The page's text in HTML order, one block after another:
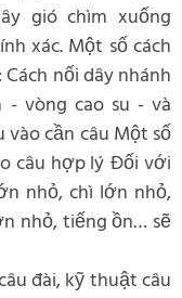
gió chìm xuống
xác. Một số cách
nối dây nhánh
- vòng cao su - và
vào cần câu Một số
câu hợp lý Đối với
nhỏ, chì lớn nhỏ,
nhỏ, tiếng ồn… sẽ
đài, kỹ thuật câu